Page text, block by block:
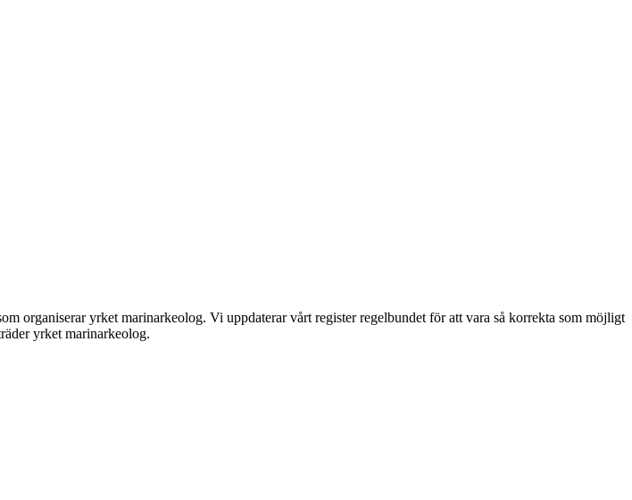
organiserar yrket marinarkeolog. Vi uppdaterar vårt register regelbundet för att vara så korrekta som möjligt
yrket marinarkeolog.